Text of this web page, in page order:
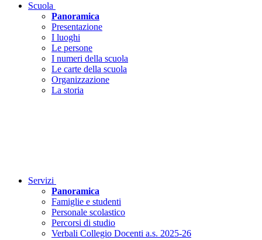
Scuola
Panoramica
Presentazione
I luoghi
Le persone
I numeri della scuola
Le carte della scuola
Organizzazione
La storia
Servizi
Panoramica
Famiglie e studenti
Personale scolastico
Percorsi di studio
Verbali Collegio Docenti a.s. 2025-26